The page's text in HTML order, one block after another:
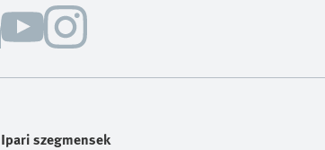
Ipari szegmensek